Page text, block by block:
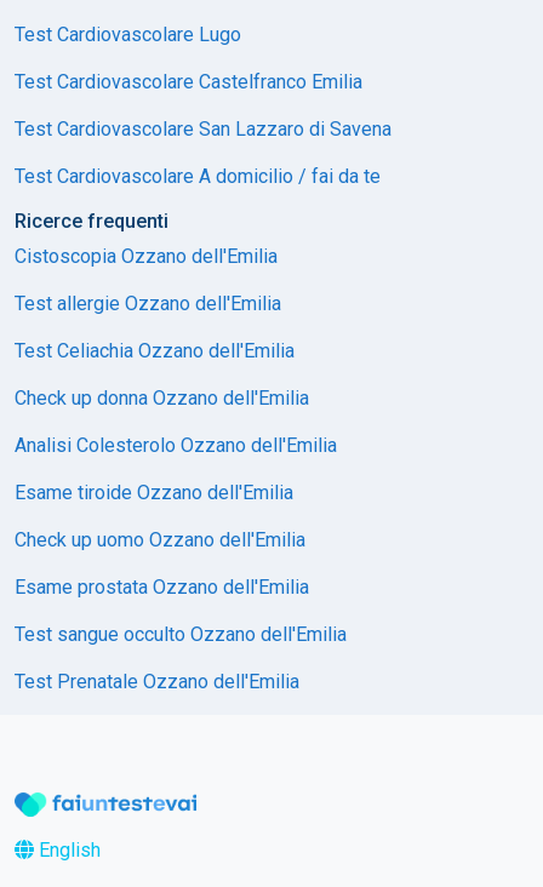
Test Cardiovascolare Lugo
Test Cardiovascolare Castelfranco Emilia
Test Cardiovascolare San Lazzaro di Savena
Test Cardiovascolare A domicilio / fai da te
Ricerce frequenti
Cistoscopia Ozzano dell'Emilia
Test allergie Ozzano dell'Emilia
Test Celiachia Ozzano dell'Emilia
Check up donna Ozzano dell'Emilia
Analisi Colesterolo Ozzano dell'Emilia
Esame tiroide Ozzano dell'Emilia
Check up uomo Ozzano dell'Emilia
Esame prostata Ozzano dell'Emilia
Test sangue occulto Ozzano dell'Emilia
Test Prenatale Ozzano dell'Emilia
English